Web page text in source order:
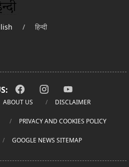
/ हिन्दी
ABOUT US DISCLAIMER
PRIVACY AND COOKIES POLICY
GOOGLE NEWS SITEMAP